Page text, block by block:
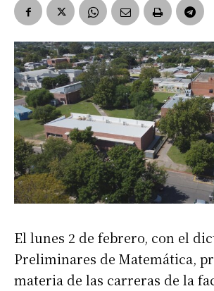
El lunes 2 de febrero, con el
Preliminares de Matemática,
materia de las carreras de la